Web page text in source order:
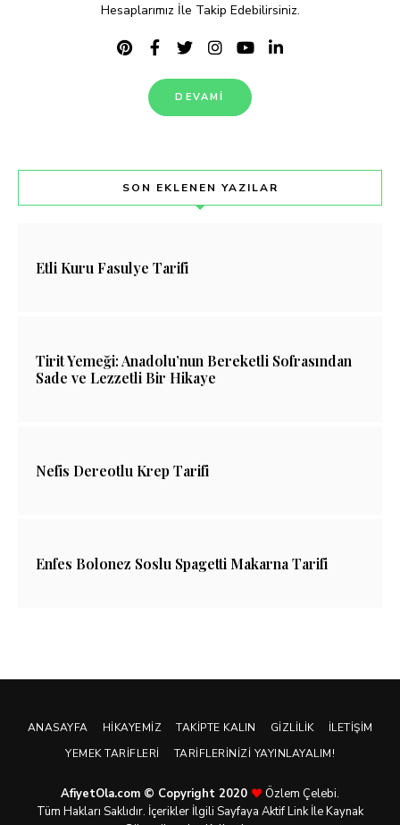
Hesaplarımız İle Takip Edebilirsiniz.
DEVAMI
SON EKLENEN YAZILAR
Etli Kuru Fasulye Tarifi
Tirit Yemeği: Anadolu’nun Bereketli Sofrasından
Sade ve Lezzetli Bir Hikaye
Nefis Dereotlu Krep Tarifi
Enfes Bolonez Soslu Spagetti Makarna Tarifi
ANASAYFA HIKAYEMIZ TAKIPTE KALIN GIZLILIK
İLETIŞIM
YEMEK TARIFLERI
TARIFLERINIZI YAYINLAYALIM!
AfiyetOla.com © Copyright 2020
Özlem Çelebi.
Tüm Hakları Saklıdır. İçerikler İlgili Sayfaya Aktif Link İle Kaynak